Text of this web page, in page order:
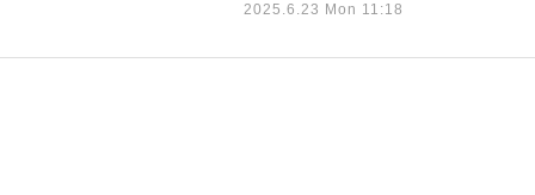
2025.6.23 Mon 11:18